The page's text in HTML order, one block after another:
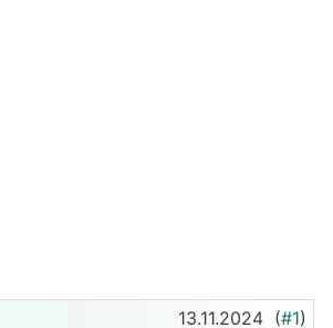
13.11.2024 (#1)